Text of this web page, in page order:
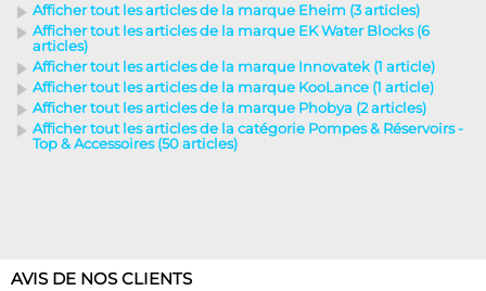
Afficher tout les articles de la marque Eheim (3 articles)
Afficher tout les articles de la marque EK Water Blocks (6
articles)
Afficher tout les articles de la marque Innovatek (1 article)
Afficher tout les articles de la marque KooLance (1 article)
Afficher tout les articles de la marque Phobya (2 articles)
Afficher tout les articles de la catégorie Pompes & Réservoirs -
Top & Accessoires (50 articles)
AVIS DE NOS CLIENTS